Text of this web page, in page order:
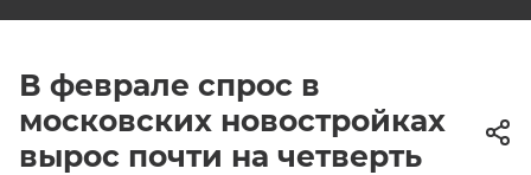
В феврале спрос в
московских новостройках
вырос почти на четверть